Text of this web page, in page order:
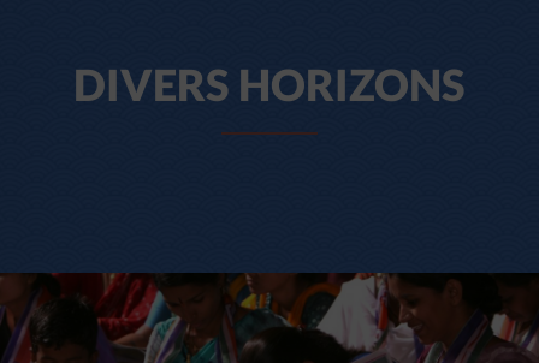
DIVERS HORIZONS